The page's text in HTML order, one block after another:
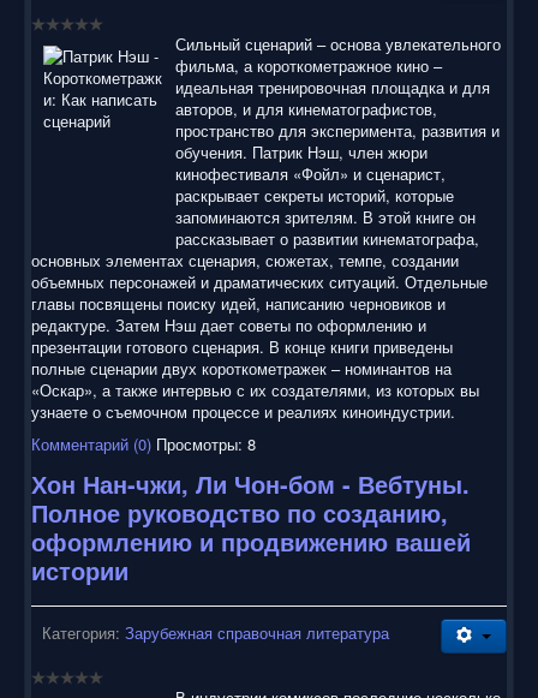
Вам электронные книги бесплатно и без регистрации введя
автора, название книги или имя полюбившегося героя в
строку поиска. На нашем сайте для ознакомления можно
бесплатноскачатькниги в электронных форматах fb2,
epub, pdf, rtf, txt, читать онлайн или купить лицензионные
электронные книги. Наш сайт постоянно развивается и
пополняется. Надеюсь, Вы станете нашим постоянным
Сильный сценарий – основа увлекательного
фильма, а короткометражное кино –
идеальная тренировочная площадка и для
авторов, и для кинематографистов,
пространство для эксперимента, развития и
обучения. Патрик Нэш, член жюри
кинофестиваля «Фойл» и сценарист,
раскрывает секреты историй, которые
запоминаются зрителям. В этой книге он
рассказывает о развитии кинематографа,
основных элементах сценария, сюжетах, темпе, создании
объемных персонажей и драматических ситуаций. Отдельные
главы посвящены поиску идей, написанию черновиков и
редактуре. Затем Нэш дает советы по оформлению и
презентации готового сценария. В конце книги приведены
полные сценарии двух короткометражек – номинантов на
«Оскар», а также интервью с их создателями, из которых вы
узнаете о съемочном процессе и реалиях киноиндустрии.
Комментарий (0) Просмотры: 8
Хон Нан-чжи, Ли Чон-бом - Вебтуны.
Полное руководство по созданию,
оформлению и продвижению вашей
истории
Категория: Зарубежная справочная литература